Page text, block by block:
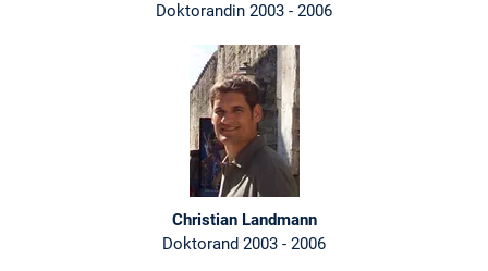
Doktorandin 2003 - 2006
Christian Landmann
Doktorand 2003 - 2006